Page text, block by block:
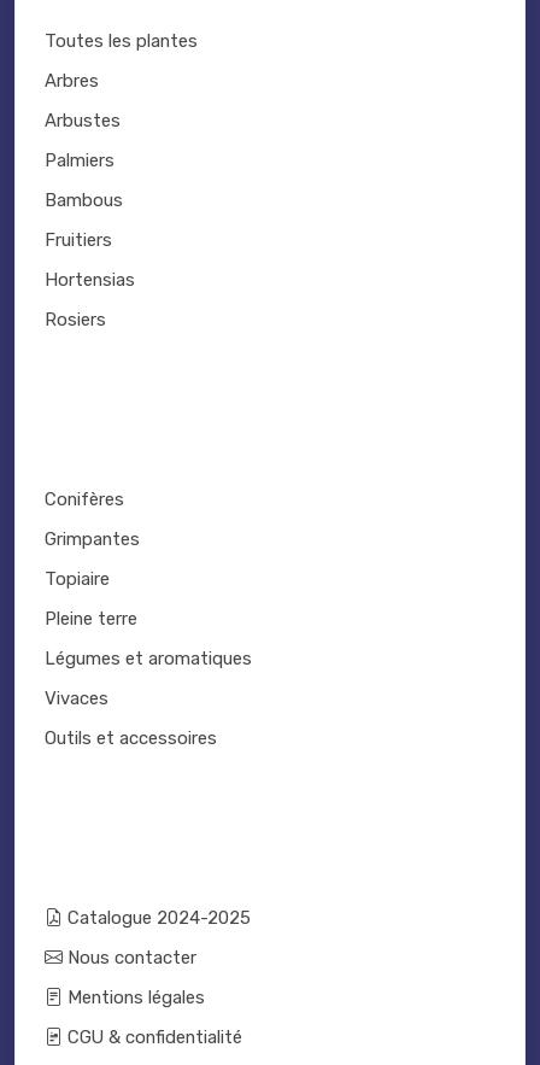
Toutes les plantes
Arbres
Arbustes
Palmiers
Bambous
Fruitiers
Hortensias
Rosiers
Conifères
Grimpantes
Topiaire
Pleine terre
Légumes et aromatiques
Vivaces
Outils et accessoires
Catalogue 2024-2025
Nous contacter
Mentions légales
CGU & confidentialité